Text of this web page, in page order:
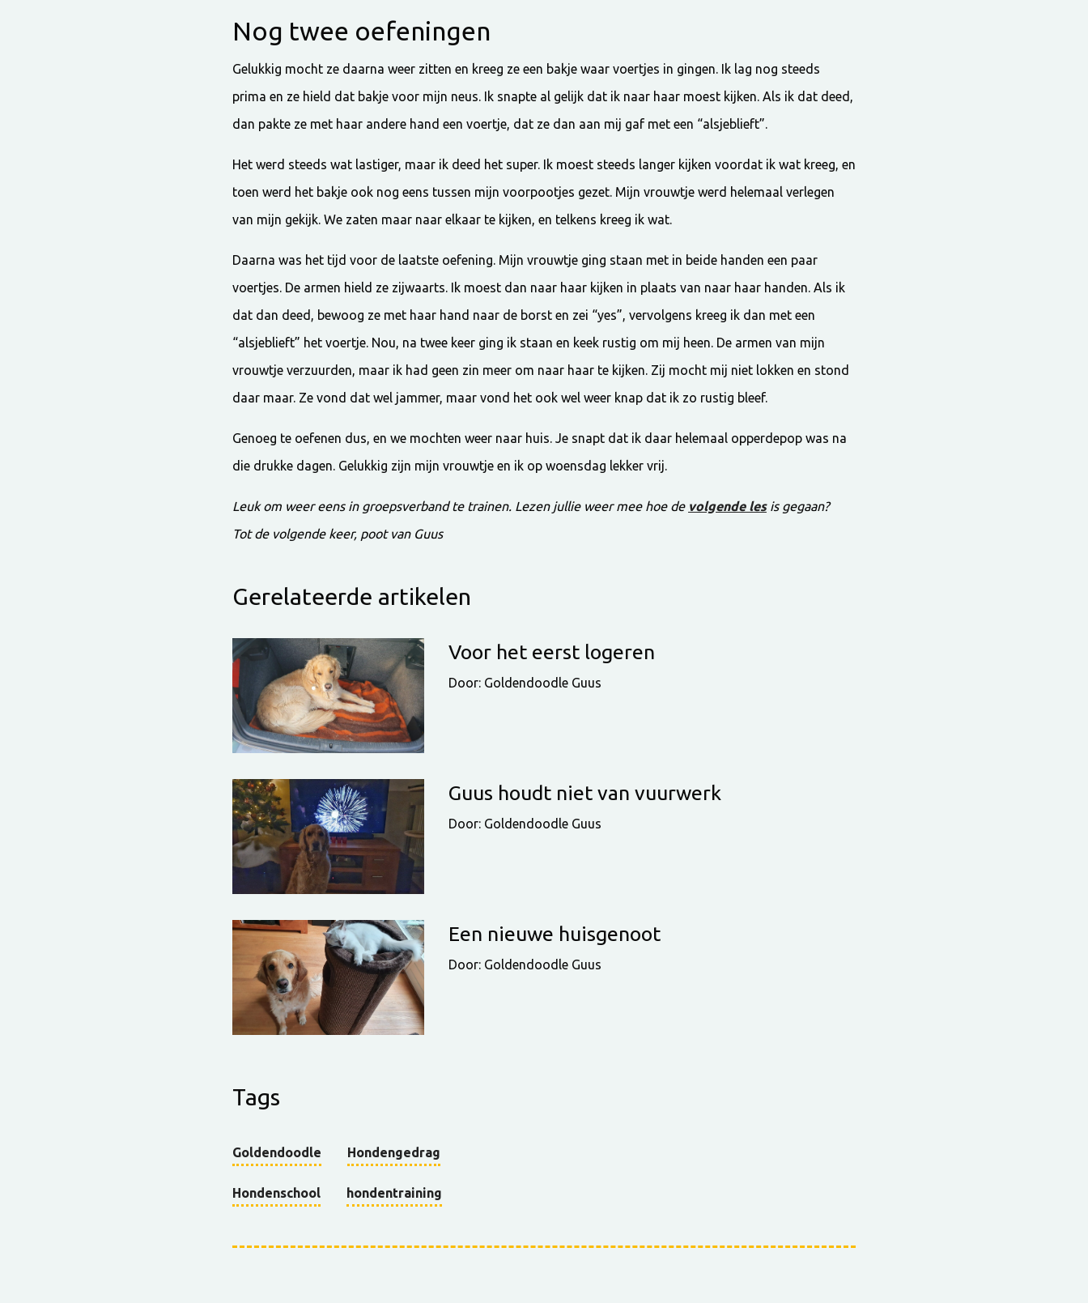
Nog twee oefeningen
Gelukkig mocht ze daarna weer zitten en kreeg ze een bakje waar voertjes in gingen. Ik lag nog steeds
prima en ze hield dat bakje voor mijn neus. Ik snapte al gelijk dat ik naar haar moest kijken. Als ik dat deed,
dan pakte ze met haar andere hand een voertje, dat ze dan aan mij gaf met een “alsjeblieft”.
Het werd steeds wat lastiger, maar ik deed het super. Ik moest steeds langer kijken voordat ik wat kreeg, en
toen werd het bakje ook nog eens tussen mijn voorpootjes gezet. Mijn vrouwtje werd helemaal verlegen
van mijn gekijk. We zaten maar naar elkaar te kijken, en telkens kreeg ik wat.
Daarna was het tijd voor de laatste oefening. Mijn vrouwtje ging staan met in beide handen een paar
voertjes. De armen hield ze zijwaarts. Ik moest dan naar haar kijken in plaats van naar haar handen. Als ik
dat dan deed, bewoog ze met haar hand naar de borst en zei “yes”, vervolgens kreeg ik dan met een
“alsjeblieft” het voertje. Nou, na twee keer ging ik staan en keek rustig om mij heen. De armen van mijn
vrouwtje verzuurden, maar ik had geen zin meer om naar haar te kijken. Zij mocht mij niet lokken en stond
daar maar. Ze vond dat wel jammer, maar vond het ook wel weer knap dat ik zo rustig bleef.
Genoeg te oefenen dus, en we mochten weer naar huis. Je snapt dat ik daar helemaal opperdepop was na
die drukke dagen. Gelukkig zijn mijn vrouwtje en ik op woensdag lekker vrij.
Leuk om weer eens in groepsverband te trainen. Lezen jullie weer mee hoe de volgende lesis gegaan?
Tot de volgende keer, poot van Guus
Gerelateerde artikelen
Voor het eerst logeren
Door: Goldendoodle Guus
Guus houdt niet van vuurwerk
Door: Goldendoodle Guus
Een nieuwe huisgenoot
Door: Goldendoodle Guus
Tags
Goldendoodle Hondengedrag
Hondenschool hondentraining